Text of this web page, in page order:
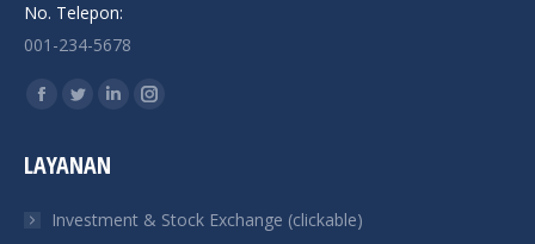
No. Telepon:
001-234-5678
Find us on:
Facebook
opens
new
Twitter
opens
new
Linkedin
new
Instagram
new
LAYANAN
Investment & Stock Exchange (clickable)